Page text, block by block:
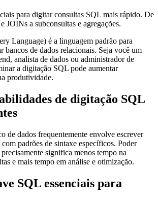
para digitar consultas SQL mais rápido. De
JOINs a subconsultas e agregações.
Language) é a linguagem padrão para
bancos de dados relacionais. Seja você um
analista de dados ou administrador de
a digitação SQL pode aumentar
produtividade.
de digitação SQL
de dados frequentemente envolve escrever
padrões de sintaxe específicos. Poder
significa menos tempo na
e mais tempo em análise e otimização.
SQL essenciais para